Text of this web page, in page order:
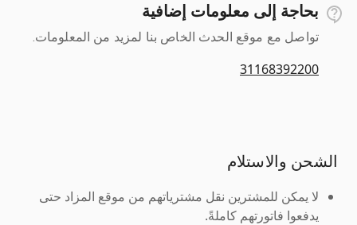
بحاجة إلى معلومات إضافية
تواصل مع موقع الحدث الخاص بنا لمزيد من المعلومات.
31168392200
الشحن والاستلام
لا يمكن للمشترين نقل مشترياتهم من موقع المزاد حتى
يدفعوا فاتورتهم كاملةً.